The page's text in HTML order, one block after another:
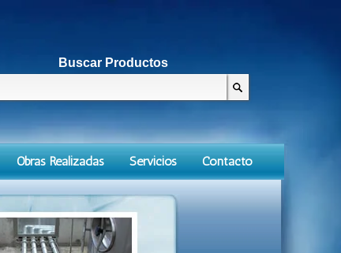
Buscar Productos
Obras Realizadas Servicios Contacto